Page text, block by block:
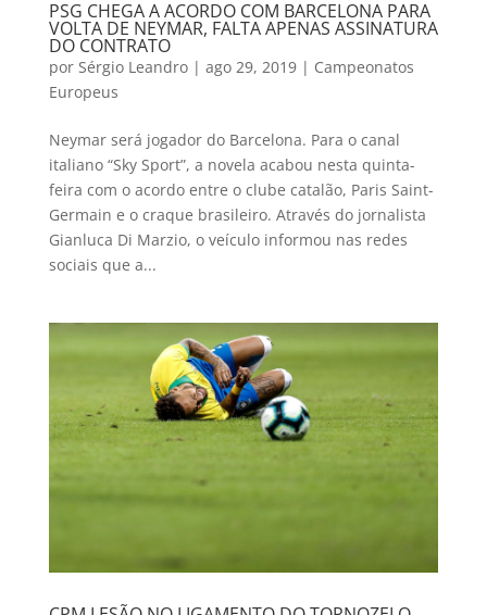
PSG CHEGA A ACORDO COM BARCELONA PARA
VOLTA DE NEYMAR, FALTA APENAS ASSINATURA
DO CONTRATO
por Sérgio Leandro| ago 29, 2019| Campeonatos
Europeus
Neymar será jogador do Barcelona. Para o canal
italiano “Sky Sport”, a novela acabou nesta quinta-
feira com o acordo entre o clube catalão, Paris Saint-
Germain e o craque brasileiro. Através do jornalista
Gianluca Di Marzio, o veículo informou nas redes
sociais que a...